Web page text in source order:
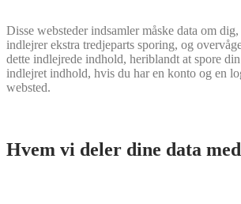
Disse websteder indsamler måske data om
indlejrer ekstra tredjeparts sporing, og
dette indlejrede indhold, heriblandt at spore
indlejret indhold, hvis du har en konto og en
websted.
Hvem vi deler dine data med